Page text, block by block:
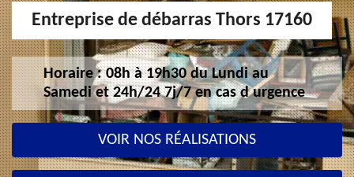
Entreprise de débarras Thors 17160
Horaire : 08h à 19h30 du Lundi au
Samedi et 24h/24 7j/7 en cas d urgence
VOIR NOS RÉALISATIONS